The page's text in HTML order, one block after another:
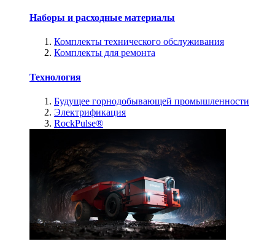
Наборы и расходные материалы
Комплекты технического обслуживания
Комплекты для ремонта
Технология
Будущее горнодобывающей промышленности
Электрификация
RockPulse®